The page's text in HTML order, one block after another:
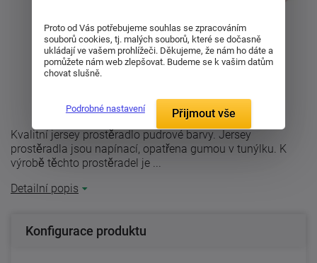
Kvalitní jersey prostěradlo pudrové barvy. Jersey
prostěradla jsou napínací, opatřena gumou v tunýlku. K
výrobě těchto prostěradel je ...
Detailní popis
Konfigurace produktu
Proto od Vás potřebujeme souhlas se zpracováním
souborů cookies, tj. malých souborů, které se dočasně
ukládají ve vašem prohlížeči. Děkujeme, že nám ho dáte a
pomůžete nám web zlepšovat. Budeme se k vašim datům
chovat slušně.
Podrobné nastavení Přijmout vše